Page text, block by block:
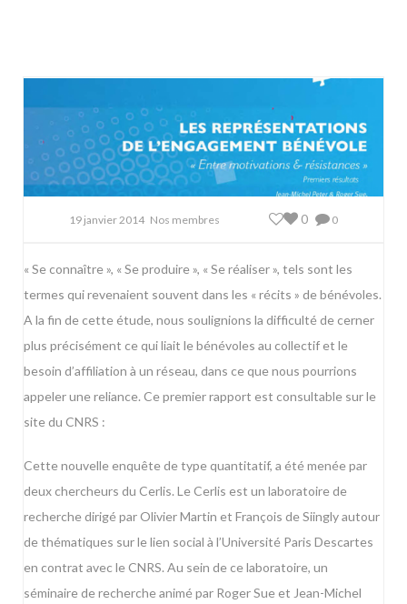
19 janvier 2014 Nos membres 0
0
« Se connaître », « Se produire », « Se réaliser », tels sont les
termes qui revenaient souvent dans les « récits » de bénévoles.
A la fin de cette étude, nous soulignions la difficulté de cerner
plus précisément ce qui liait le bénévoles au collectif et le
besoin d’affiliation à un réseau, dans ce que nous pourrions
appeler une reliance. Ce premier rapport est consultable sur le
site du CNRS :
Cette nouvelle enquête de type quantitatif, a été menée par
deux chercheurs du Cerlis. Le Cerlis est un laboratoire de
recherche dirigé par Olivier Martin et François de Siingly autour
de thématiques sur le lien social à l’Université Paris Descartes
en contrat avec le CNRS. Au sein de ce laboratoire, un
séminaire de recherche animé par Roger Sue et Jean-Michel